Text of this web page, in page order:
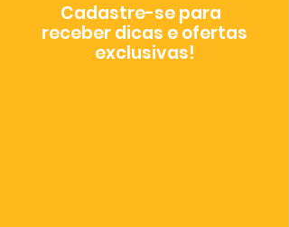
Cadastre-se para
receber dicas e ofertas
exclusivas!